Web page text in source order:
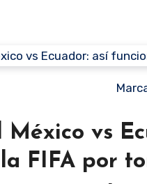
vs
FIFA por